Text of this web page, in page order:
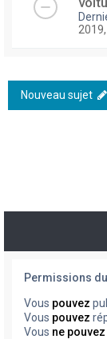
Nouveau sujet
Permissions
Vous pouvez
Vous pouvez
Vous ne